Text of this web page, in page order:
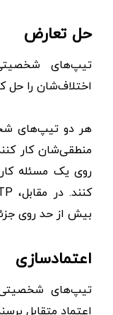
حل تعارض
اختلاف‌شان را حل
بیش از حد روی
اعتمادسازی
اعتماد متقابل